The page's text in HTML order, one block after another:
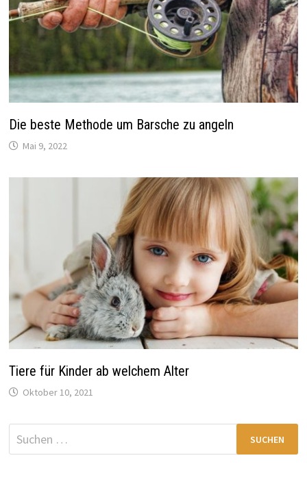
Die beste Methode um Barsche zu angeln
Mai 9, 2022
Tiere für Kinder ab welchem Alter
Oktober 10, 2021
Suchen
nach: